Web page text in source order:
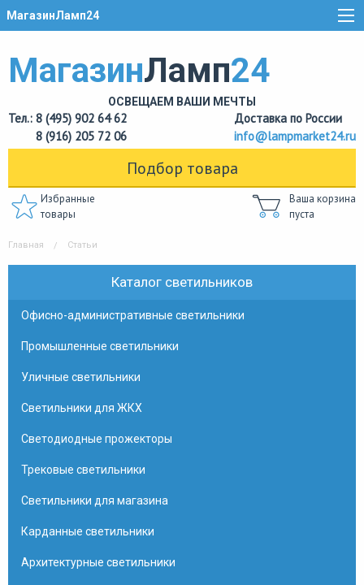
МагазинЛамп24
МагазинЛамп24
ОСВЕЩАЕМ ВАШИ МЕЧТЫ
Тел.: 8 (495) 902 64 62
8 (916) 205 72 06
Доставка по России
info@lampmarket24.ru
Подбор товара
Избранные
товары
Ваша корзина
пуста
Главная Статьи
Каталог светильников
Офисно-административные светильники
Промышленные светильники
Уличные светильники
Светильники для ЖКХ
Светодиодные прожекторы
Трековые светильники
Светильники для магазина
Карданные светильники
Архитектурные светильники